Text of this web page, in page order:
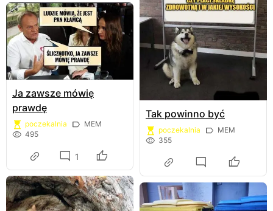
Ja zawsze mówię
prawdę
poczekalnia
MEM
495
1
Tak powinno być
poczekalnia
MEM
355